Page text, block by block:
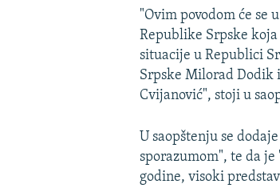
"Ovim povodom će se
Republike Srpske
situacije u Republici
Srpske Milorad Dodik
Cvijanović", stoji u
U saopštenju se
sporazumom", te da
godine, visoki